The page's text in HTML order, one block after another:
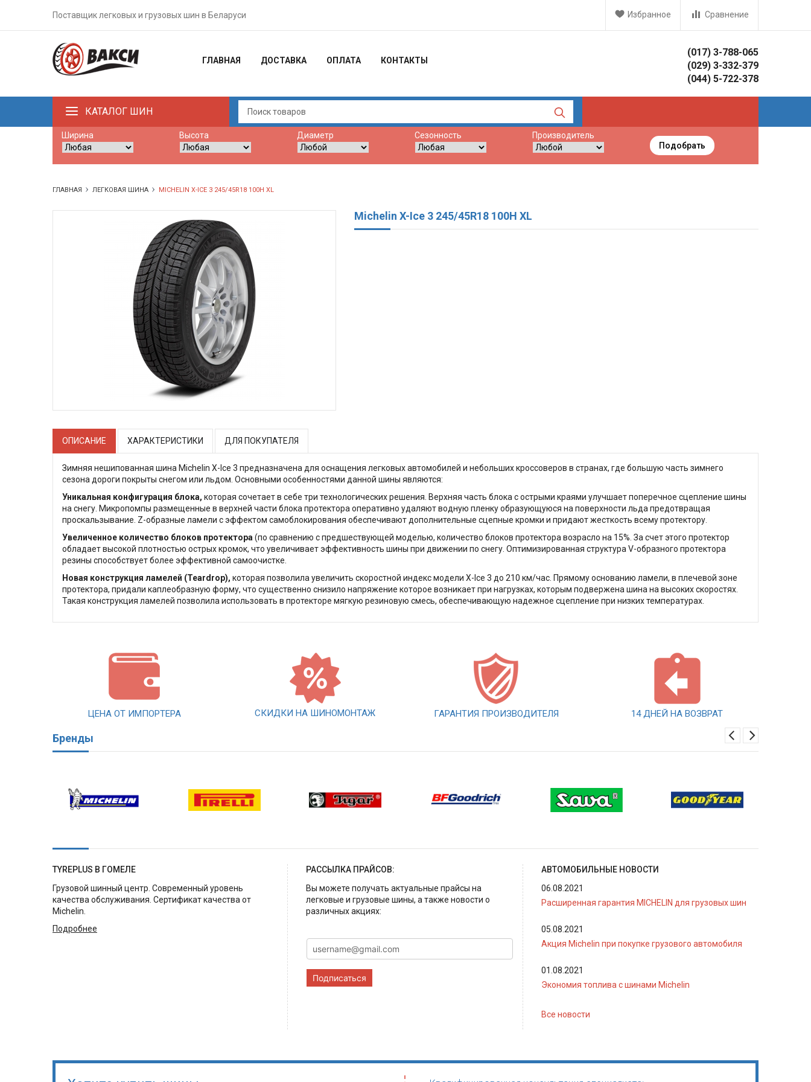
Поставщик легковых и грузовых шин в Беларуси Сравнение
Избранное
ГЛАВНАЯ ДОСТАВКА ОПЛАТА КОНТАКТЫ
(017) 3-788-065
(029) 3-332-379
(044) 5-722-378
КАТАЛОГ ШИН
Ширина Высота Диаметр Сезонность
Производитель
Подобрать
ГЛАВНАЯ ЛЕГКОВАЯ ШИНА MICHELIN X-ICE 3 245/45R18 100H XL
Michelin X-Ice 3 245/45R18 100H XL
ОПИСАНИЕ ХАРАКТЕРИСТИКИ ДЛЯ ПОКУПАТЕЛЯ
Зимняя нешипованная шина Michelin X-Ice 3 предназначена для оснащения легковых автомобилей и небольших кроссоверов в странах, где большую часть зимнего
сезона дороги покрыты снегом или льдом. Основными особенностями данной шины являются:
Уникальная конфигурация блока, которая сочетает в себе три технологических решения. Верхняя часть блока с острыми краями улучшает поперечное сцепление шины
на снегу. Микропомпы размещенные в верхней части блока протектора оперативно удаляют водную пленку образующуюся на поверхности льда предотвращая
проскальзывание. Z-образные ламели с эффектом самоблокирования обеспечивают дополнительные сцепные кромки и придают жесткость всему протектору.
Увеличенное количество блоков протектора (по сравнению с предшествующей моделью, количество блоков протектора возрасло на 15%. За счет этого протектор
обладает высокой плотностью острых кромок, что увеличивает эффективность шины при движении по снегу. Оптимизированная структура V-образного протектора
резины способствует более эффективной самоочистке.
Новая конструкция ламелей (Teardrop), которая позволила увеличить скоростной индекс модели X-Ice 3 до 210 км/час. Прямому основанию ламели, в плечевой зоне
протектора, придали каплеобразную форму, что существенно снизило напряжение которое возникает при нагрузках, которым подвержена шина на высоких скоростях.
Такая конструкция ламелей позволила использовать в протекторе мягкую резиновую смесь, обеспечивающую надежное сцепление при низких температурах.
ЦЕНА ОТ ИМПОРТЕРА СКИДКИ НА ШИНОМОНТАЖ ГАРАНТИЯ ПРОИЗВОДИТЕЛЯ 14 ДНЕЙ НА ВОЗВРАТ
Бренды
TYREPLUS В ГОМЕЛЕ
Грузовой шинный центр. Современный уровень
качества обслуживания. Сертификат качества от
Michelin.
Подробнее
РАССЫЛКА ПРАЙСОВ:
Вы можете получать актуальные прайсы на
легковые и грузовые шины, а также новости о
различных акциях:
Подписаться
АВТОМОБИЛЬНЫЕ НОВОСТИ
06.08.2021
Расширенная гарантия MICHELIN для грузовых шин
05.08.2021
Акция Michelin при покупке грузового автомобиля
01.08.2021
Экономия топлива с шинами Michelin
Все новости